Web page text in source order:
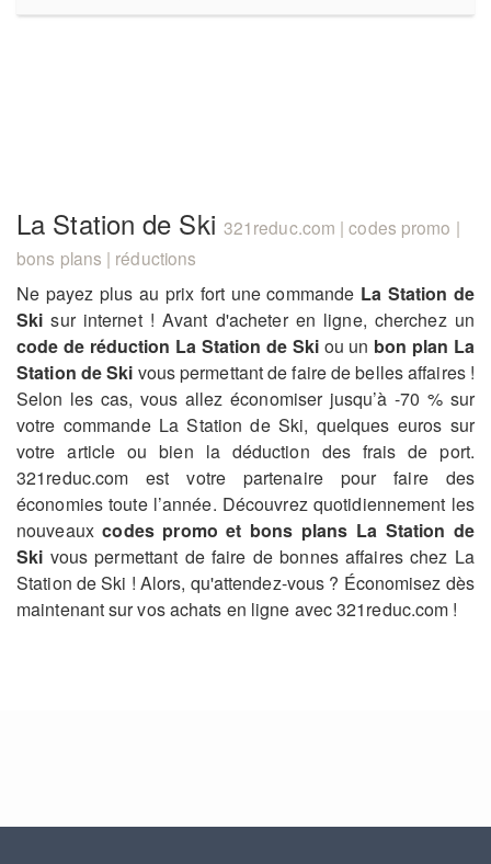
La Station de Ski 321reduc.com | codes promo |
bons plans | réductions
Ne payez plus au prix fort une commande La Station de
Ski sur internet ! Avant d'acheter en ligne, cherchez un
code de réduction La Station de Ski ou un bon plan La
Station de Ski vous permettant de faire de belles affaires !
Selon les cas, vous allez économiser jusqu’à -70 % sur
votre commande La Station de Ski, quelques euros sur
votre article ou bien la déduction des frais de port.
321reduc.com est votre partenaire pour faire des
économies toute l’année. Découvrez quotidiennement les
nouveauxcodes promo et bons plans La Station de
Ski vous permettant de faire de bonnes affaires chez La
Station de Ski ! Alors, qu'attendez-vous ? Économisez dès
maintenant sur vos achats en ligne avec 321reduc.com !